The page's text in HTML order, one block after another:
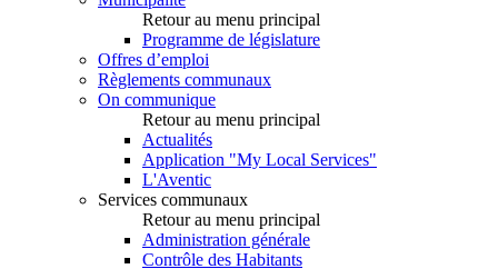
Retour au menu principal
Programme de législature
Offres d’emploi
Règlements communaux
On communique
Retour au menu principal
Actualités
Application "My Local Services"
L'Aventic
Services communaux
Retour au menu principal
Administration générale
Contrôle des Habitants